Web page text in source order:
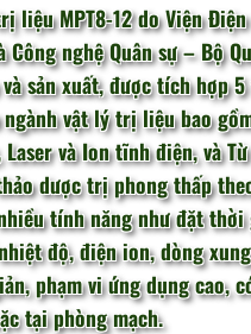
liệu MPT8-12 do Viện
Công nghệ Quân sự – Bộ
sản xuất, được tích hợp
ngành vật lý trị liệu bao
Laser và Ion tĩnh điện, và
dược trị phong thấp
tính năng như đặt thời
độ, điện ion, dòng
phạm vi ứng dụng cao,
tại phòng mạch.